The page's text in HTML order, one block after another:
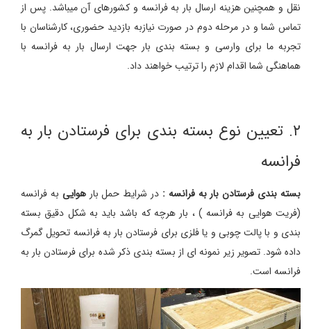
نقل و همچنین هزینه ارسال بار به فرانسه و کشورهای آن میباشد. پس از
تماس شما و در مرحله دوم در صورت نیازبه بازدید حضوری، کارشناسان با
تجربه ما برای وارسی و بسته بندی بار جهت ارسال بار به فرانسه با
هماهنگی شما اقدام لازم را ترتیب خواهند داد.
۲. تعیین نوع بسته بندی برای فرستادن بار به
فرانسه
بسته بندی فرستادن بار به فرانسه : در شرایط حمل بارهوایی به فرانسه
(فریت هوایی به فرانسه ) ، بار هرچه که باشد باید به شکل دقیق بسته
بندی و با پالت چوبی و یا فلزی برای فرستادن بار به فرانسه تحویل گمرگ
داده شود. تصویر زیر نمونه ای از بسته بندی ذکر شده برای فرستادن بار به
فرانسه است.